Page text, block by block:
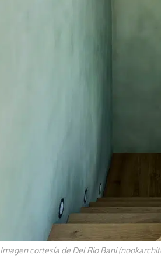
Imagen cortesía de Del Rio Bani